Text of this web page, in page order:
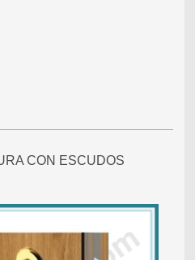
CON ESCUDOS